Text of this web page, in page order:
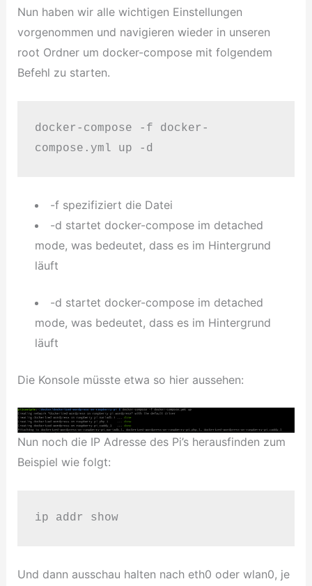
Nun haben wir alle wichtigen Einstellungen
vorgenommen und navigieren wieder in unseren
root Ordner um docker-compose mit folgendem
Befehl zu starten.
docker-compose -f docker-
compose.yml up -d
-f spezifiziert die Datei
-d startet docker-compose im detached
mode, was bedeutet, dass es im Hintergrund
läuft
-d startet docker-compose im detached
mode, was bedeutet, dass es im Hintergrund
läuft
Die Konsole müsste etwa so hier aussehen:
Nun noch die IP Adresse des Pi’s herausfinden zum
Beispiel wie folgt:
ip addr show
Und dann ausschau halten nach eth0 oder wlan0, je